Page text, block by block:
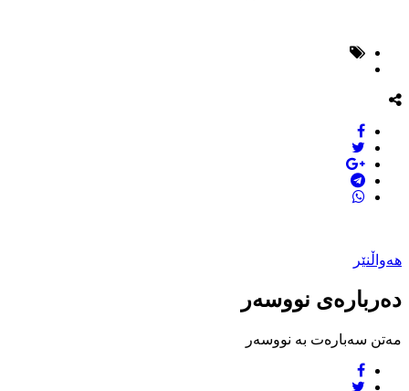
هەواڵنێر
دەربارەی نووسەر
مەتن سەبارەت بە نووسەر